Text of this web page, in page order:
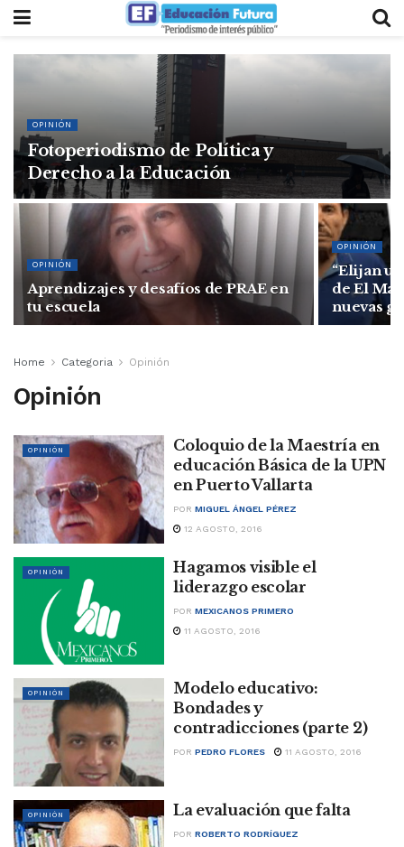
OPINIÓN
Fotoperiodismo de Política y
Derecho a la Educación
OPINIÓN
Aprendizajes y desafíos de PRAE en
tu escuela
OPINIÓN
“Elijan
de El
nuevas
Home Categoria Opinión
Opinión
OPINIÓN
Coloquio de la Maestría en
educación Básica de la UPN
en Puerto Vallarta
POR MIGUEL ÁNGEL PÉREZ
12 AGOSTO, 2016
OPINIÓN
Hagamos visible el
liderazgo escolar
POR MEXICANOS PRIMERO
11 AGOSTO, 2016
OPINIÓN
Modelo educativo:
Bondades y
contradicciones (parte 2)
POR PEDRO FLORES 11 AGOSTO, 2016
OPINIÓN La evaluación que falta
POR ROBERTO RODRÍGUEZ